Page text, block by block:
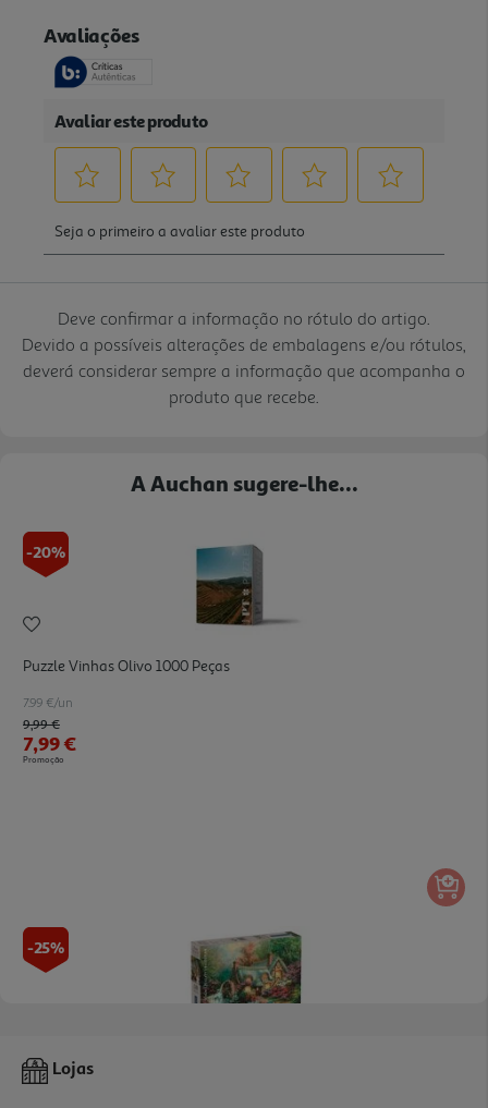
Deve confirmar a informação no rótulo do artigo.
Devido a possíveis alterações de embalagens e/ou rótulos,
deverá considerar sempre a informação que acompanha o
produto que recebe.
A Auchan sugere-lhe...
-20%
Puzzle Vinhas Olivo 1000 Peças
7.99 €/un
Price reduced from
9,99 €to
7,99 €
Promoção
-25%
Puzzle Clementoni Country Retreat 1500 Peças
Lojas